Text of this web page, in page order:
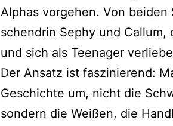
Alphas vor­ge­hen. Von
schen­drin Sephy und
und sich als Teenager
Der Ansatz ist fas­zi­nie­rend:
Geschichte um, nicht die
son­dern die Weißen, die